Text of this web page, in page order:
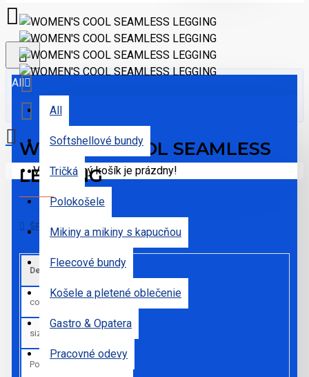
All
All
Softshellové bundy
Tričká
Polokošele
Mikiny a mikiny s kapucňou
Fleecové bundy
Košele a pletené oblečenie
Gastro & Opatera
Pracovné odevy
Váš nákupný košík je prázdny!
WOMEN'S COOL SEAMLESS
LEGGING
ŠPECIFIKÁCIE
Default
colors Ink Blue
sizes
Pohlavie